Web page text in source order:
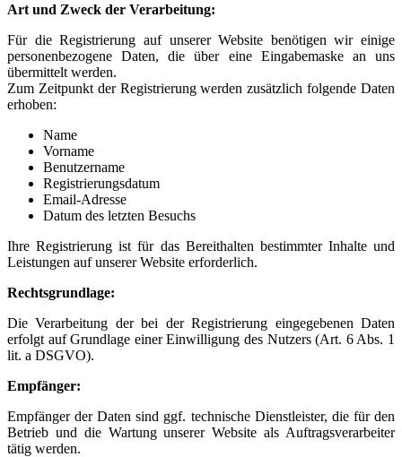
Art und Zweck der Verarbeitung:
Für die Registrierung auf unserer Website benötigen wir einige
personenbezogene Daten, die über eine Eingabemaske an uns
übermittelt werden.
Zum Zeitpunkt der Registrierung werden zusätzlich folgende Daten
erhoben:
Name
Vorname
Benutzername
Registrierungsdatum
Email-Adresse
Datum des letzten Besuchs
Ihre Registrierung ist für das Bereithalten bestimmter Inhalte und
Leistungen auf unserer Website erforderlich.
Rechtsgrundlage:
Die Verarbeitung der bei der Registrierung eingegebenen Daten
erfolgt auf Grundlage einer Einwilligung des Nutzers (Art. 6 Abs. 1
lit. a DSGVO).
Empfänger:
Empfänger der Daten sind ggf. technische Dienstleister, die für den
Betrieb und die Wartung unserer Website als Auftragsverarbeiter
tätig werden.